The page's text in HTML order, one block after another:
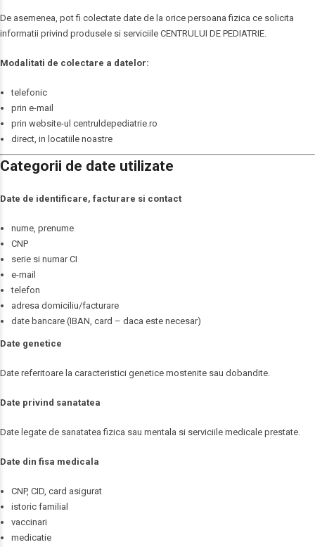
De asemenea, pot fi colectate date de la orice persoana fizica ce solicita
informatii privind produsele si serviciile CENTRULUI DE PEDIATRIE.
Modalitati de colectare a datelor:
telefonic
prin e-mail
prin website-ul centruldepediatrie.ro
direct, in locatiile noastre
Categorii de date utilizate
Date de identificare, facturare si contact
nume, prenume
CNP
serie si numar CI
e-mail
telefon
adresa domiciliu/facturare
date bancare (IBAN, card – daca este necesar)
Date genetice
Date referitoare la caracteristici genetice mostenite sau dobandite.
Date privind sanatatea
Date legate de sanatatea fizica sau mentala si serviciile medicale prestate.
Date din fisa medicala
CNP, CID, card asigurat
istoric familial
vaccinari
medicatie